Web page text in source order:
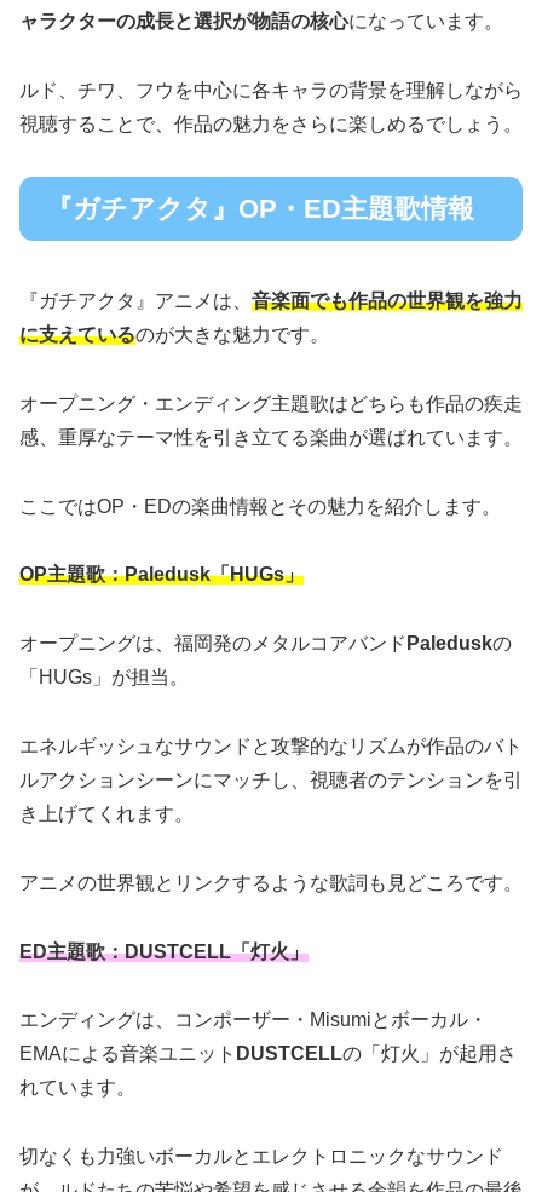
ャラクターの成長と選択が物語の核心になっています。
ルド、チワ、フウを中心に各キャラの背景を理解しながら
視聴することで、作品の魅力をさらに楽しめるでしょう。
『ガチアクタ』OP・ED主題歌情報
『ガチアクタ』アニメは、 音楽面でも作品の世界観を強力
に支えているのが大きな魅力です。
オープニング・エンディング主題歌はどちらも作品の疾走
感、重厚なテーマ性を引き立てる楽曲が選ばれています。
ここではOP・EDの楽曲情報とその魅力を紹介します。
OP主題歌：Paledusk「HUGs」
オープニングは、福岡発のメタルコアバンド Paleduskの
「HUGs」が担当。
エネルギッシュなサウンドと攻撃的なリズムが作品のバト
ルアクションシーンにマッチし、視聴者のテンションを引
き上げてくれます。
アニメの世界観とリンクするような歌詞も見どころです。
ED主題歌：DUSTCELL「灯火」
エンディングは、コンポーザー・Misumiとボーカル・
EMAによる音楽ユニット DUSTCELLの「灯火」が起用さ
れています。
切なくも力強いボーカルとエレクトロニックなサウンド